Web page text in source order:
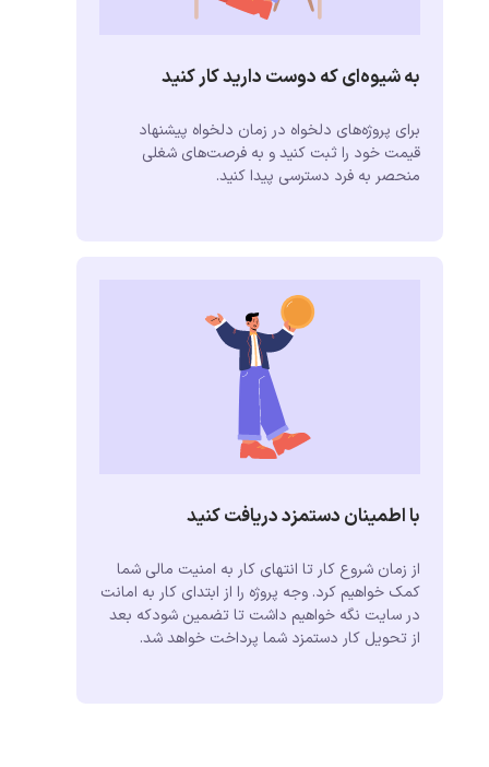
به شیوه‌ای که دوست دارید کار کنید
برای پروژه‌های دلخواه در زمان دلخواه پیشنهاد
قیمت خود را ثبت کنید و به فرصت‌های شغلی
منحصر به فرد دسترسی پیدا کنید.
با اطمینان دستمزد دریافت کنید
از زمان شروع کار تا انتهای کار به امنیت مالی شما
کمک خواهیم کرد. وجه پروژه را از ابتدای کار به امانت
در سایت نگه خواهیم داشت تا تضمین شودکه بعد
از تحویل کار دستمزد شما پرداخت خواهد شد.